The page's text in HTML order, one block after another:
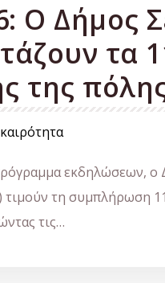
Ο Δήμος
τα
της
εκδηλώσεων, ο
τιμούν τη συμπλήρωση
τις…